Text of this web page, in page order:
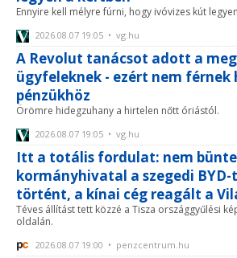
Ennyire kell mélyre fúrni, hogy ivóvizes kút
2026.08.07 19:05 • vg.hu
A Revolut tanácsot adott a
ügyfeleknek - ezért nem férnek
pénzükhöz
Örömre hidegzuhany a hirtelen nőtt óriástól.
2026.08.07 19:05 • vg.hu
Itt a totális fordulat: nem
kormányhivatal a szegedi BYD-
történt, a kínai cég reagált a
Téves állítást tett közzé a Tisza országgyűlési
oldalán.
2026.08.07 19:00 • penzcentrum.hu